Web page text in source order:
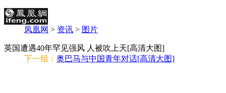
凤凰网 > 资讯 > 图片
英国遭遇40年罕见强风 人被吹上天[高清大图]
下一组： 奥巴马与中国青年对话[高清大图]